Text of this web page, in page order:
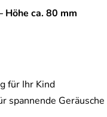
ca. 80 mm
für Ihr Kind
spannende Geräusche